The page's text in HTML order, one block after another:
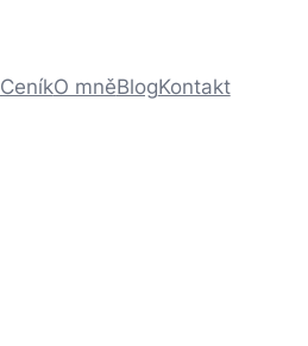
CeníkO mněBlogKontakt